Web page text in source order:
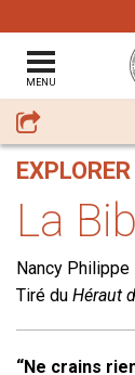
MENU
Partager
La
Nancy Philippe
Tiré du Héraut
“Ne crains